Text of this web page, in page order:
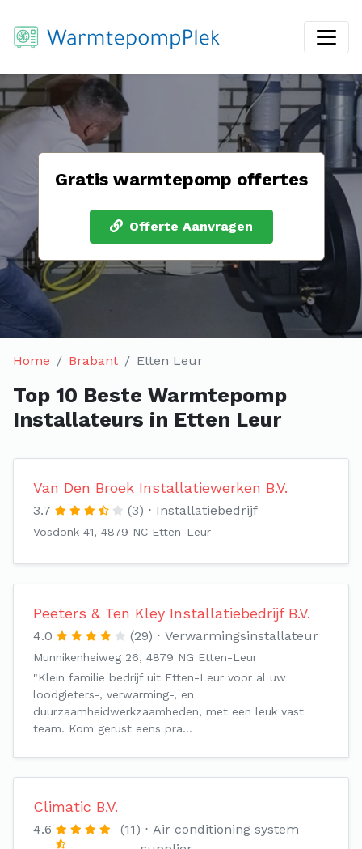
Gratis warmtepomp offertes
Offerte Aanvragen
Home Brabant Etten Leur
Top 10 Beste Warmtepomp
Installateurs in Etten Leur
Van Den Broek Installatiewerken B.V.
3.7 (3) Installatiebedrijf
Vosdonk 41, 4879 NC Etten-Leur
Peeters & Ten Kley Installatiebedrijf B.V.
4.0 (29) Verwarmingsinstallateur
Munnikenheiweg 26, 4879 NG Etten-Leur
"Klein familie bedrijf uit Etten-Leur voor al uw
loodgieters-, verwarming-, en
duurzaamheidwerkzaamheden, met een leuk vast
team. Kom gerust eens pra…
Climatic B.V.
4.6 (11)
Air conditioning system